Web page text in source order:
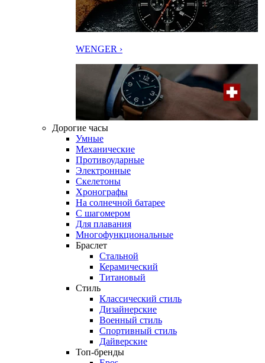
WENGER ›
Дорогие часы
Умные
Механические
Противоударные
Электронные
Скелетоны
Хронографы
На солнечной батарее
С шагомером
Для плавания
Многофункциональные
Браслет
Стальной
Керамический
Титановый
Стиль
Классический стиль
Дизайнерские
Военный стиль
Спортивный стиль
Дайверские
Топ-бренды